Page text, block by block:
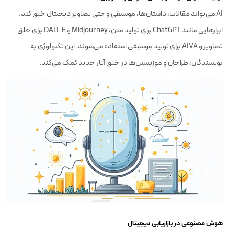
AI می‌تواند مقالات، داستان‌ها، موسیقی و حتی تصاویر دیجیتال خلق کند.
ابزارهایی مانند ChatGPT برای تولید متن، Midjourney و DALL·E برای خلق
تصاویر و AIVA برای تولید موسیقی استفاده می‌شوند. این تکنولوژی به
نویسندگان، طراحان و موزیسین‌ها در خلق آثار جدید کمک می‌کند.
هوش مصنوعی در بازاریابی دیجیتال